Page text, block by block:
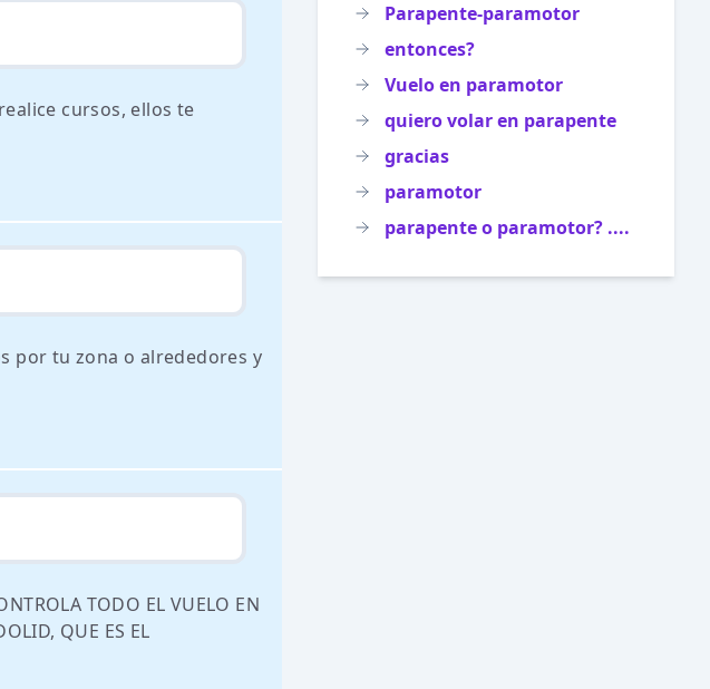
cursos, ellos te
por tu zona o alrededores y
TODO EL VUELO EN
QUE ES EL
Parapente-paramotor
entonces?
Vuelo en paramotor
quiero volar en parapente
gracias
paramotor
parapente o paramotor? ....